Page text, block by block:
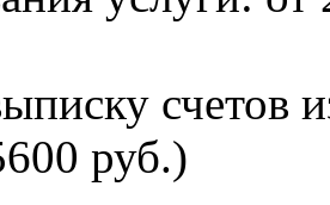
счетов
руб.)